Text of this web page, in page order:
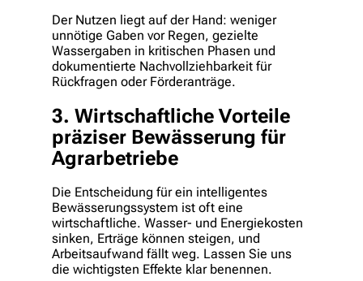
Der Nutzen liegt auf der Hand: weniger
unnötige Gaben vor Regen, gezielte
Wassergaben in kritischen Phasen und
dokumentierte Nachvollziehbarkeit für
Rückfragen oder Förderanträge.
3. Wirtschaftliche Vorteile
präziser Bewässerung für
Agrarbetriebe
Die Entscheidung für ein intelligentes
Bewässerungssystem ist oft eine
wirtschaftliche. Wasser- und Energiekosten
sinken, Erträge können steigen, und
Arbeitsaufwand fällt weg. Lassen Sie uns
die wichtigsten Effekte klar benennen.